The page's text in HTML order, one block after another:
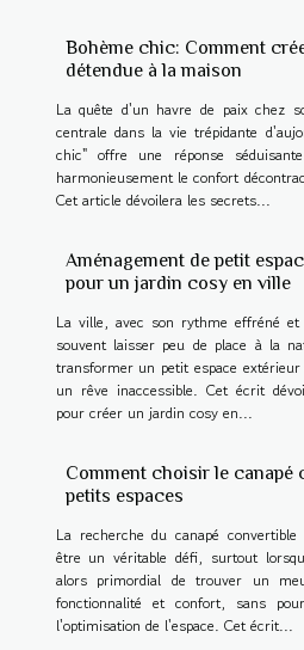
Bohème chic: Comment
détendue à la maison
La quête d'un havre de paix chez
centrale dans la vie trépidante
chic" offre une réponse
harmonieusement le confort
Cet article dévoilera les secrets...
Aménagement de petit
pour un jardin cosy en ville
La ville, avec son rythme effréné
souvent laisser peu de place à la
transformer un petit espace
un rêve inaccessible. Cet écrit
pour créer un jardin cosy en...
Comment choisir le canapé
petits espaces
La recherche du canapé
être un véritable défi, surtout
alors primordial de trouver un
fonctionnalité et confort, sans
l'optimisation de l'espace. Cet écrit...